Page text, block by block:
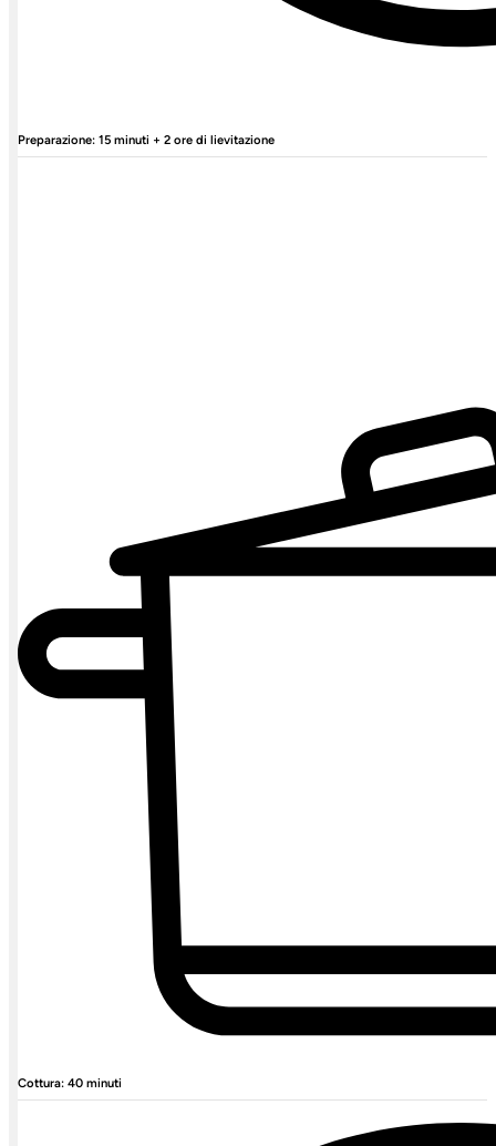
Preparazione: 15 minuti + 2 ore di lievitazione
Cottura: 40 minuti